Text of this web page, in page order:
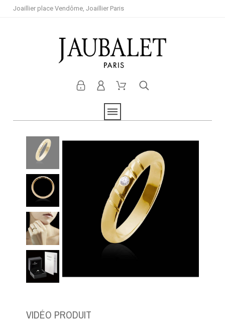
Joaillier place Vendôme, Joaillier Paris
VIDÉO PRODUIT